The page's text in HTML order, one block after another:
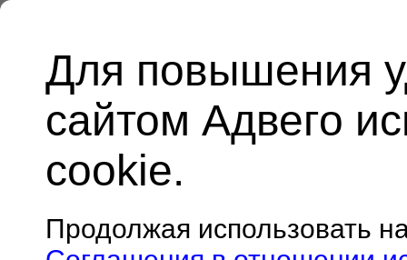
Для повышения
сайтом Адвего
cookie.
Продолжая использовать